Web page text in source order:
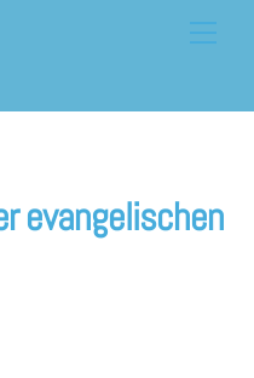
evangelischen